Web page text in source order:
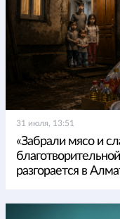
31 июля, 13:51
«Забрали мясо и
разгорается в